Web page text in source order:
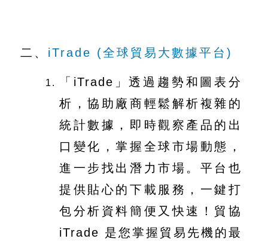
二、 iTrade (全球貿易大數據平台)
「iTrade」透過趨勢和圖表分
析，協助廠商輕鬆解析複雜的
統計數據，即時觀察產品的出
口變化，掌握全球市場動態，
進一步找出潛力市場。平台也
提供貼心的下載服務，一鍵打
包分析資料簡便又快速！貿協
iTrade 是您掌握貿易先機的最